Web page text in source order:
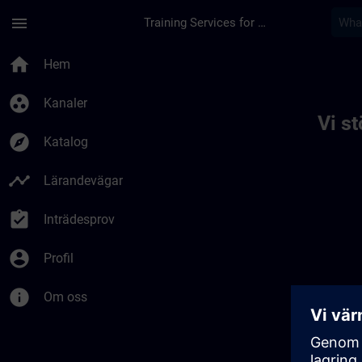
menu Training Services for Digital Industries
home Hem
group_work Kanaler
explore Katalog
timeline Lärandevägar
assignment_turned_in Inträdesprov
account_circle Profil
info Om oss
Vi